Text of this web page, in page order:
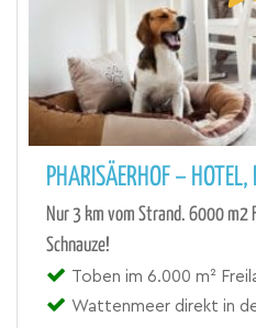
PHARISÄERHOF –
Nur 3 km vom Strand. 6000 m2
Schnauze!
Toben im 6.000 m²
Wattenmeer direkt in